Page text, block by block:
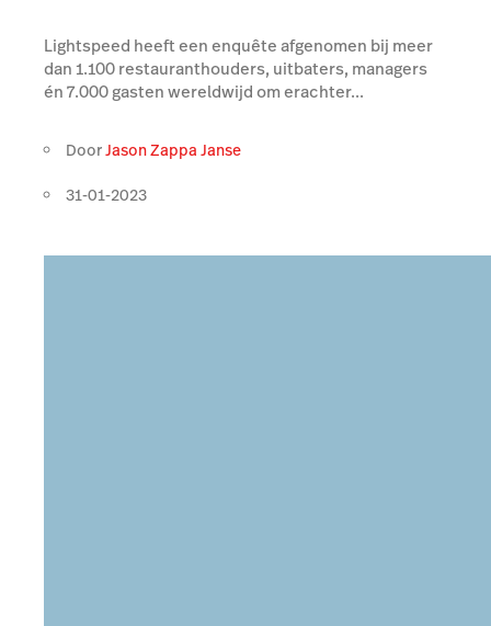
Lightspeed heeft een enquête afgenomen bij meer
dan 1.100 restauranthouders, uitbaters, managers
én 7.000 gasten wereldwijd om erachter...
DoorJason Zappa Janse
31-01-2023